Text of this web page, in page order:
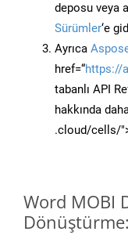
deposu veya
Sürümler‘e
Ayrıca
href=“https://
tabanlı API
hakkında
.cloud/cells/
Word MOBI